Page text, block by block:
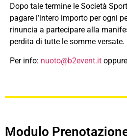
Dopo tale termine le Società
pagare l’intero importo per ogni
rinuncia a partecipare alla
perdita di tutte le somme versate.
Per info: nuoto@b2event.it
Modulo